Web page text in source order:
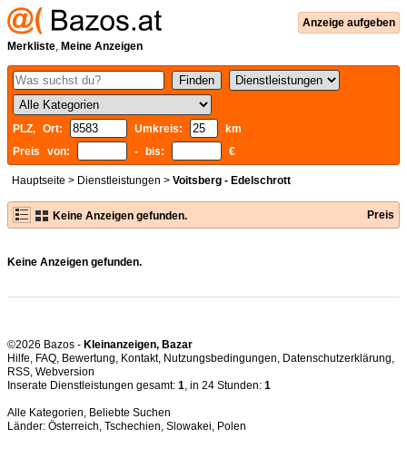
Anzeige aufgeben
Merkliste, Meine Anzeigen
PLZ, Ort: Umkreis:
km
Preis von:
- bis: €
Hauptseite > Dienstleistungen > Voitsberg - Edelschrott
Keine Anzeigen gefunden. Preis
Keine Anzeigen gefunden.
©2026 Bazos - Kleinanzeigen, Bazar
Hilfe, FAQ, Bewertung, Kontakt, Nutzungsbedingungen, Datenschutzerklärung,
RSS,
Inserate Dienstleistungen gesamt: 1, in 24 Stunden: 1
Alle Kategorien, Beliebte Suchen
Länder: Österreich, Tschechien, Slowakei, Polen